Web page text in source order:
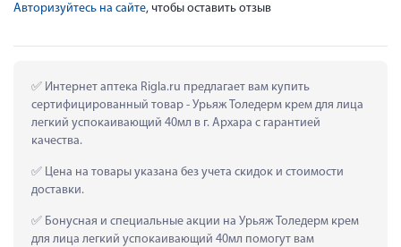
Авторизуйтесь на сайте, чтобы оставить отзыв
Интернет аптека Rigla.ru предлагает вам купить
сертифицированный товар - Урьяж Толедерм крем для лица
легкий успокаивающий 40мл в г. Архара с гарантией
качества.
Цена на товары указана без учета скидок и стоимости
доставки.
Бонусная и специальные акции на Урьяж Толедерм крем
для лица легкий успокаивающий 40мл помогут вам